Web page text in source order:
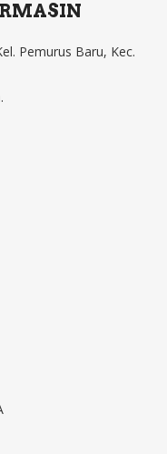
Pemurus Baru, Kec.